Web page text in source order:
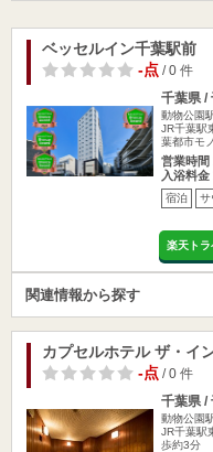
ベッセルイン千葉駅前
-点/ 0 件
千葉県 /
動物公園
JR千葉駅
葉都市モ
営業時間
入浴料金
宿泊 サ
楽天トラ
関連情報から探す
カプセルホテル ザ・イ
-点/ 0 件
千葉県 /
動物公園
JR千葉駅
歩約3分